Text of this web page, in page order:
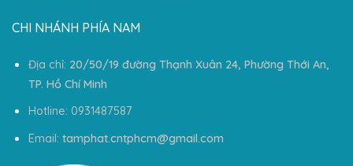
CHI NHÁNH PHÍA NAM
Địa chỉ: 20/50/19 đường Thạnh Xuân 24, Phường Thới An,
TP. Hồ Chí Minh
Hotline: 0931487587
Email: tamphat.cntphcm@gmail.com